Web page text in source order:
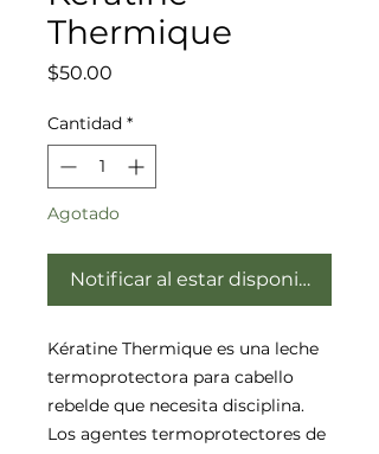
Thermique
$50.00
Cantidad *
Agotado
Notificar al estar disponible
Kératine Thermique es una leche
termoprotectora para cabello
rebelde que necesita disciplina.
Los agentes termoprotectores de